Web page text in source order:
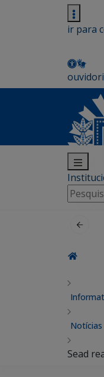
ir para
por:
Notícias
Sead